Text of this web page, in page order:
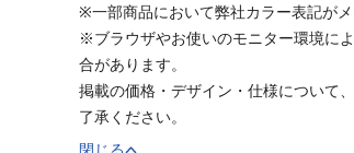
※一部商品において弊社カラー表記が
※ブラウザやお使いのモニター環境に
合があります。
掲載の価格・デザイン・仕様について
了承ください。